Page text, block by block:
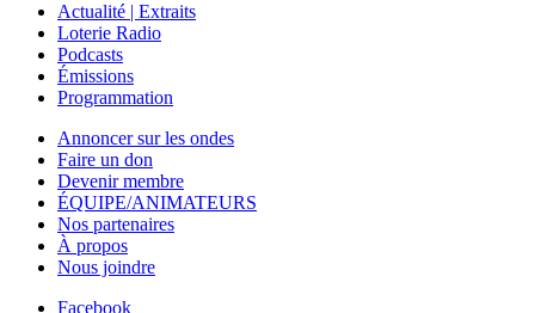
Actualité | Extraits
Loterie Radio
Podcasts
Émissions
Programmation
Annoncer sur les ondes
Faire un don
Devenir membre
ÉQUIPE/ANIMATEURS
Nos partenaires
À propos
Nous joindre
Facebook